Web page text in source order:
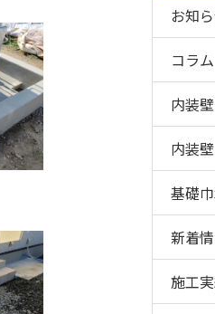
お知
コラム
内装
内装
基礎
新着
施工